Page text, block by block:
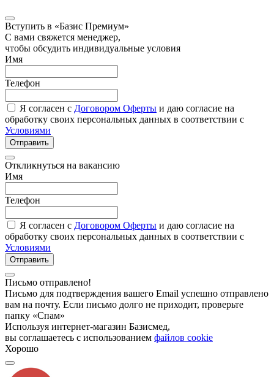
Вступить в «Базис Премиум»
С вами свяжется менеджер,
чтобы обсудить индивидуальные условия
Имя
Телефон
Я согласен с Договором Оферты и даю согласие на
обработку своих персональных данных в соответствии с
Условиями
Отправить
Откликнуться на вакансию
Имя
Телефон
Я согласен с Договором Оферты и даю согласие на
обработку своих персональных данных в соответствии с
Условиями
Отправить
Письмо отправлено!
Письмо для подтверждения вашего Email успешно отправлено
вам на почту. Если письмо долго не приходит, проверьте
папку «Спам»
Используя интернет-магазин Базисмед,
вы соглашаетесь с использованием файлов cookie
Хорошо